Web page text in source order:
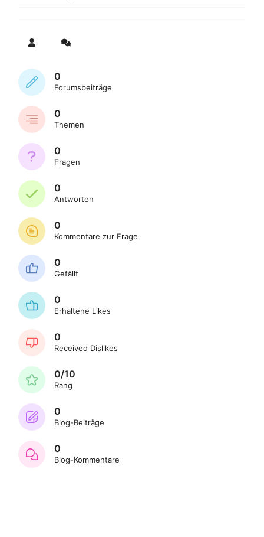
0
Forumsbeiträge
0
Themen
0
Fragen
0
Antworten
0
Kommentare zur Frage
0
Gefällt
0
Erhaltene Likes
0
Received Dislikes
0/10
Rang
0
Blog-Beiträge
0
Blog-Kommentare